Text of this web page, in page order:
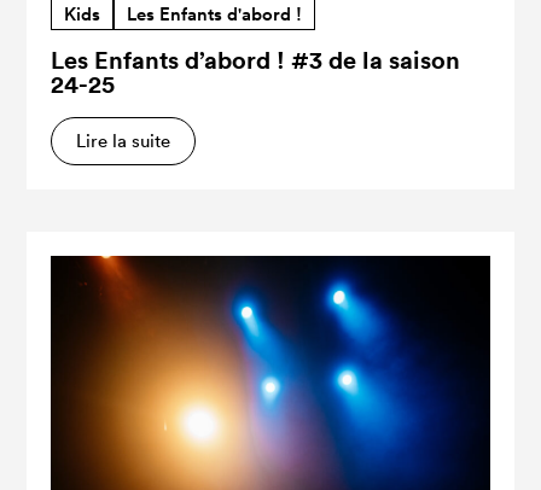
Kids Les Enfants d'abord !
Les Enfants d’abord ! #3 de la saison
24-25
Lire la suite